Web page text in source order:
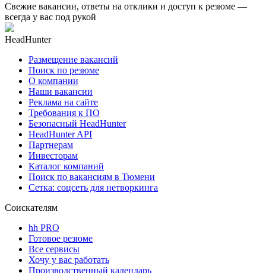
Свежие вакансии, ответы на отклики и доступ к резюме —
всегда у вас под рукой
HeadHunter
Размещение вакансий
Поиск по резюме
О компании
Наши вакансии
Реклама на сайте
Требования к ПО
Безопасный HeadHunter
HeadHunter API
Партнерам
Инвесторам
Каталог компаний
Поиск по вакансиям в Тюмени
Сетка: соцсеть для нетворкинга
Соискателям
hh PRO
Готовое резюме
Все сервисы
Хочу у вас работать
Производственный календарь